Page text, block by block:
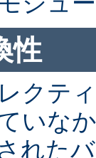
性
クテ
いな
れた